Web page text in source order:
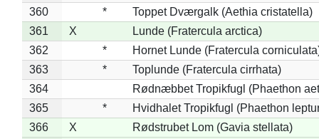
360
*
Toppet Dværgalk (Aethia cristatella)
361
X
Lunde (Fratercula arctica)
362
*
Hornet Lunde (Fratercula
363
*
Toplunde (Fratercula cirrhata)
364
Rødnæbbet Tropikfugl (Phaethon
365
*
Hvidhalet Tropikfugl (Phaethon
366
X
Rødstrubet Lom (Gavia stellata)